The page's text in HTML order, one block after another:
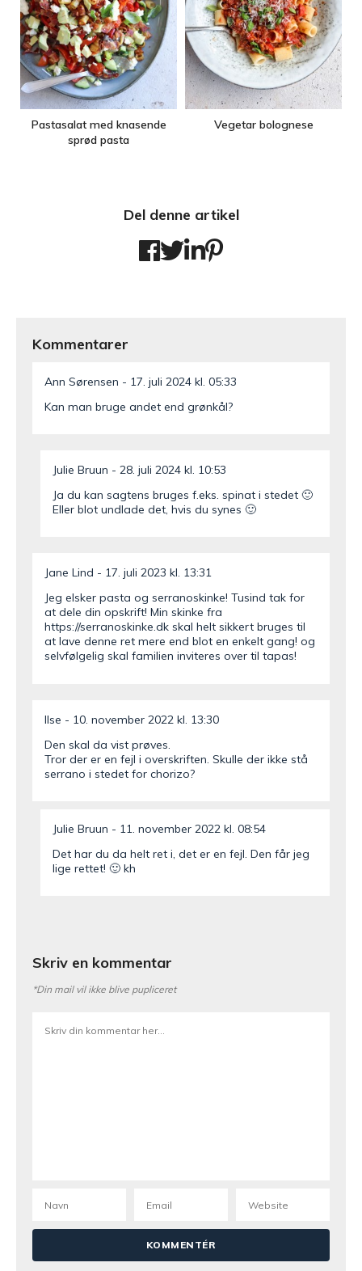
Pastasalat med knasende
sprød pasta
Vegetar bolognese
Del denne artikel
Kommentarer
Ann Sørensen
17. juli 2024 kl. 05:33
Kan man bruge andet end grønkål?
Julie Bruun
28. juli 2024 kl. 10:53
Ja du kan sagtens bruges f.eks. spinat i stedet 🙂
Eller blot undlade det, hvis du synes 🙂
Jane Lind
17. juli 2023 kl. 13:31
Jeg elsker pasta og serranoskinke! Tusind tak for
at dele din opskrift! Min skinke fra
https://serranoskinke.dk skal helt sikkert bruges til
at lave denne ret mere end blot en enkelt gang! og
selvfølgelig skal familien inviteres over til tapas!
Ilse
10. november 2022 kl. 13:30
Den skal da vist prøves.
Tror der er en fejl i overskriften. Skulle der ikke stå
serrano i stedet for chorizo?
Julie Bruun
11. november 2022 kl. 08:54
Det har du da helt ret i, det er en fejl. Den får jeg
lige rettet! 🙂 kh
Skriv en kommentar
*Din mail vil ikke blive pupliceret